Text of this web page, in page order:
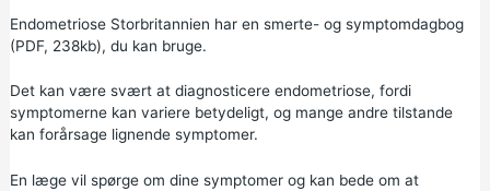
Endometriose Storbritannien har en smerte- og symptomdagbog
(PDF, 238kb), du kan bruge.
Det kan være svært at diagnosticere endometriose, fordi
symptomerne kan variere betydeligt, og mange andre tilstande
kan forårsage lignende symptomer.
En læge vil spørge om dine symptomer og kan bede om at